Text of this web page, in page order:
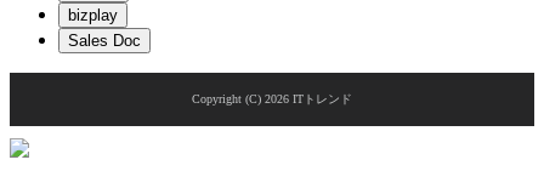
bizplay
Sales Doc
Copyright (C) 2026 ITトレンド